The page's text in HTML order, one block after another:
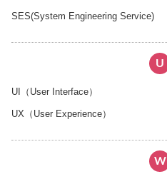
SES(System Engineering Service)
U
UI（User Interface）
UX（User Experience）
W